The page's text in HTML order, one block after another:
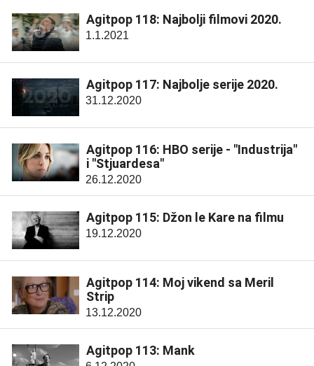
Agitpop 118: Najbolji filmovi 2020.
1.1.2021
Agitpop 117: Najbolje serije 2020.
31.12.2020
Agitpop 116: HBO serije - "Industrija"
i "Stjuardesa"
26.12.2020
Agitpop 115: Džon le Kare na filmu
19.12.2020
Agitpop 114: Moj vikend sa Meril
Strip
13.12.2020
Agitpop 113: Mank